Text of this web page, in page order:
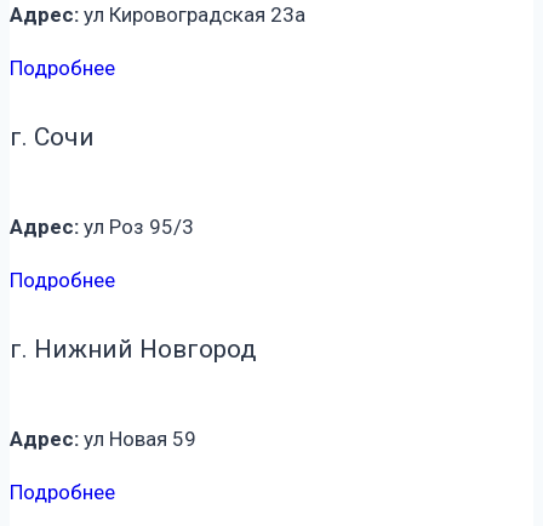
Адрес: ул Кировоградская 23а
Подробнее
г. Сочи
Адрес: ул Роз 95/3
Подробнее
г. Нижний Новгород
Адрес: ул Новая 59
Подробнее